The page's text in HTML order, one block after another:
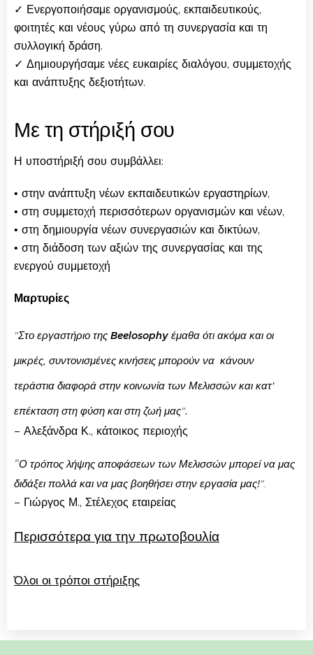
✓ Ενεργοποιήσαμε οργανισμούς, εκπαιδευτικούς,
φοιτητές και νέους γύρω από τη συνεργασία και τη
συλλογική δράση.
✓ Δημιουργήσαμε νέες ευκαιρίες διαλόγου, συμμετοχής
και ανάπτυξης δεξιοτήτων.
Με τη στήριξή σου
Η υποστήριξή σου συμβάλλει:
• στην ανάπτυξη νέων εκπαιδευτικών εργαστηρίων,
• στη συμμετοχή περισσότερων οργανισμών και νέων,
• στη δημιουργία νέων συνεργασιών και δικτύων,
• στη διάδοση των αξιών της συνεργασίας και της
ενεργού συμμετοχή
Μαρτυρίες
"Στο εργαστήριο της Beelosophy έμαθα ότι ακόμα και οι
μικρές, συντονισμένες κινήσεις μπορούν να κάνουν
τεράστια διαφορά στην κοινωνία των Μελισσών και κατ'
επέκταση στη φύση και στη ζωή μας".
– Αλεξάνδρα Κ., κάτοικος περιοχής
"Ο τρόπος λήψης αποφάσεων των Μελισσών μπορεί να μας
διδάξει πολλά και να μας βοηθήσει στην εργασία μας!".
– Γιώργος Μ., Στέλεχος εταιρείας
Περισσότερα για την πρωτοβουλία
Όλοι οι τρόποι στήριξης